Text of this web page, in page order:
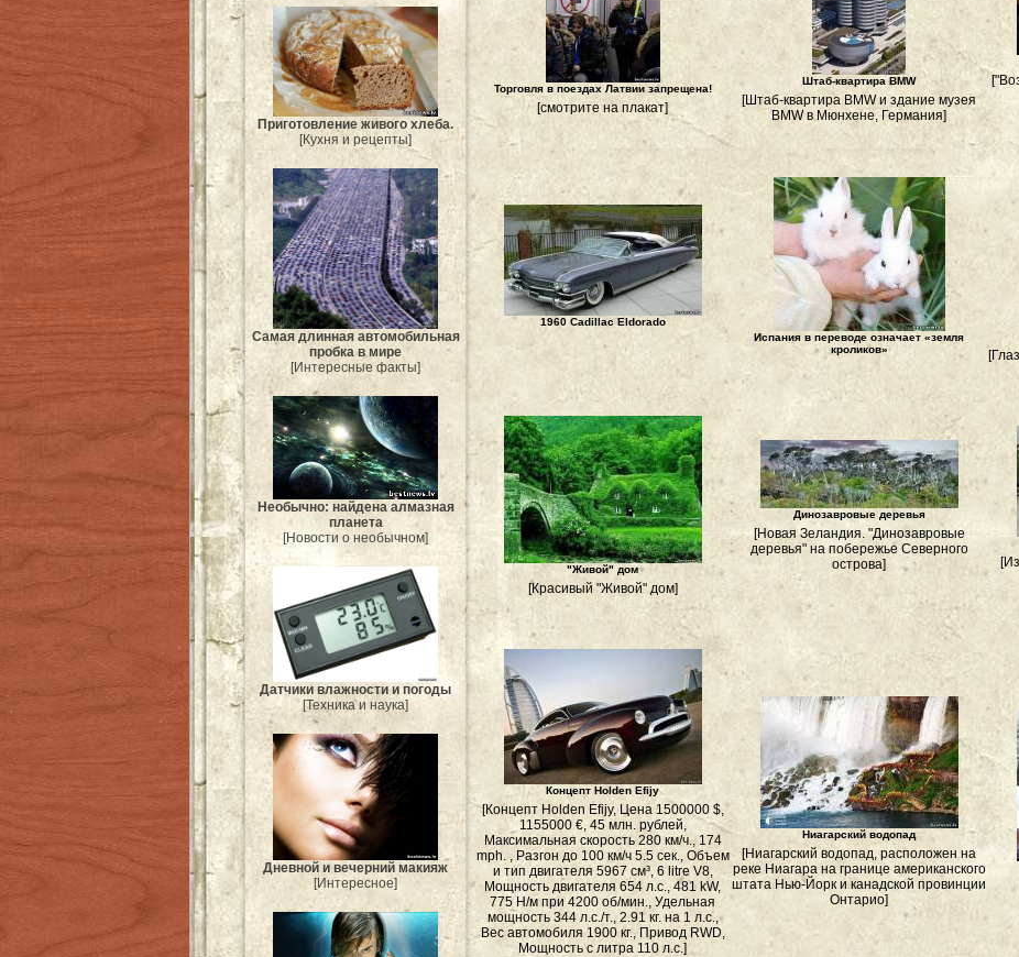
Приготовление живого хлеба.
[Кухня и рецепты]
Самая длинная автомобильная
пробка в мире
[Интересные факты]
Необычно: найдена алмазная
планета
[Новости о необычном]
Датчики влажности и погоды
[Техника и наука]
Дневной и вечерний макияж
[Интересное]
Торговля в поездах Латвии запрещена!
[смотрите на плакат]
Штаб-квартира BMW
[Штаб-квартира BMW и здание музея
BMW в Мюнхене, Германия]
1960 Cadillac Eldorado
Испания в переводе означает «земля
кроликов»
"Живой" дом
[Красивый "Живой" дом]
Динозавровые деревья
[Новая Зеландия. "Динозавровые
деревья" на побережье Северного
острова]
Концепт Holden Efijy
[Концепт Holden Efijy, Цена 1500000 $,
1155000 €, 45 млн. рублей,
Максимальная скорость 280 км/ч., 174
mph. , Разгон до 100 км/ч 5.5 сек., Объем
и тип двигателя 5967 см³, 6 litre V8,
Мощность двигателя 654 л.с., 481 kW,
775 Н/м при 4200 об/мин., Удельная
мощность 344 л.с./т., 2.91 кг. на 1 л.с.,
Вес автомобиля 1900 кг., Привод RWD,
Мощность с литра 110 л.с.]
Ниагарский водопад
[Ниагарский водопад, расположен на
реке Ниагара на границе американского
штата Нью-Йорк и канадской провинции
Онтарио]